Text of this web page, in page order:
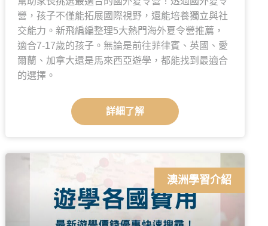
營，孩子不僅能拓展國際視野，還能培養獨立與社
交能力。新飛編編整理5大熱門海外夏令營推薦，
適合7-17歲的孩子。無論是前往菲律賓、英國、愛
爾蘭、加拿大還是馬來西亞遊學，都能找到最適合
的選擇。
詳細了解
澳洲學習介紹